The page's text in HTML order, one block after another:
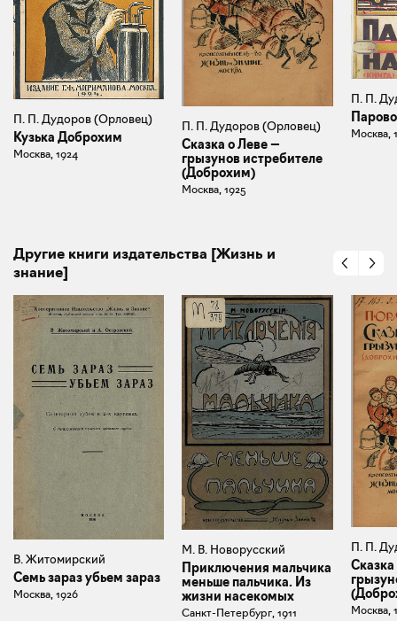
П. П. Дудоров (Орловец)
Кузька Доброхим
Москва, 1924
П. П. Дудоров (Орловец)
Сказка о Леве —
грызунов истребителе
(Доброхим)
Москва, 1925
П. П.
Москва,
Другие книги издательства [Жизнь и
знание]
В. Житомирский
Семь зараз убьем зараз
Москва, 1926
М. В. Новорусский
Приключения мальчика
меньше пальчика. Из
жизни насекомых
Санкт-Петербург, 1911
П. П.
Москва,